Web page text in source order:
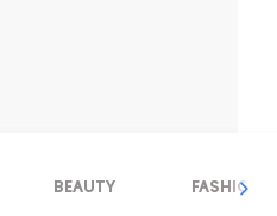
BEAUTY FASHION